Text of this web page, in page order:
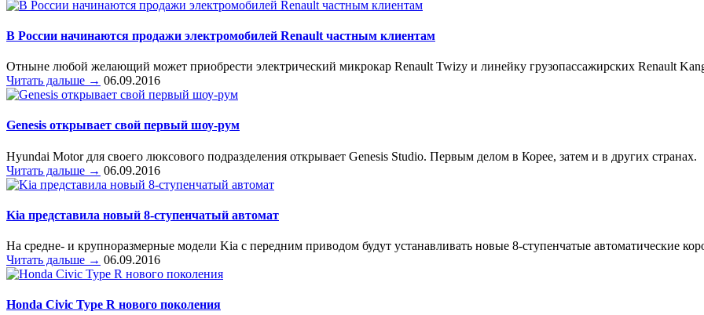
В России начинаются продажи электромобилей Renault частным клиентам
Отныне любой желающий может приобрести электрический микрокар Renault Twizy и линейку грузопассажирских Renault
Читать дальше → 06.09.2016
Genesis открывает свой первый шоу-рум
Hyundai Motor для своего люксового подразделения открывает Genesis Studio. Первым делом в Корее, затем и в других странах.
Читать дальше → 06.09.2016
Kia представила новый 8-ступенчатый автомат
На средне- и крупноразмерные модели Kia с передним приводом будут устанавливать новые 8-ступенчатые автоматические
Читать дальше → 06.09.2016
Honda Civic Type R нового поколения